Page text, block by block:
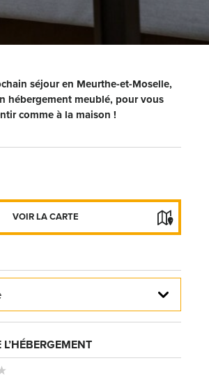
séjour en Meurthe-et-Moselle,
hébergement meublé, pour vous
comme à la maison !
FERMER LA CARTE
VOIR LA CARTE